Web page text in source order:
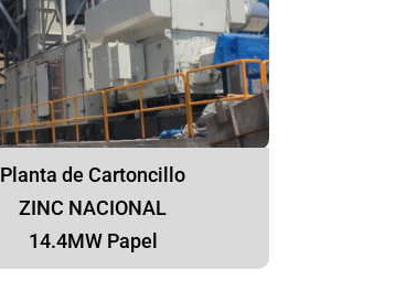
Planta de Cartoncillo
ZINC NACIONAL
14.4MW Papel